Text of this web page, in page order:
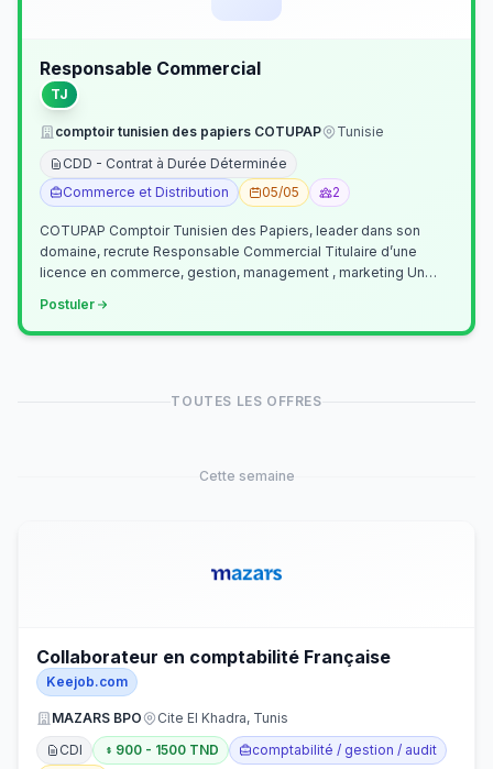
Responsable Commercial
TJ
comptoir tunisien des papiers COTUPAP
Tunisie
CDD - Contrat à Durée Déterminée
Commerce et Distribution
05/05 2
COTUPAP Comptoir Tunisien des Papiers, leader dans son
domaine, recrute Responsable Commercial Titulaire d’une
licence en commerce, gestion, management , marketing Un
Postuler
TOUTES LES OFFRES
Cette semaine
Collaborateur en comptabilité Française
Keejob.com
MAZARS BPO
Cite El Khadra, Tunis
CDI
900 - 1500 TND
comptabilité / gestion / audit